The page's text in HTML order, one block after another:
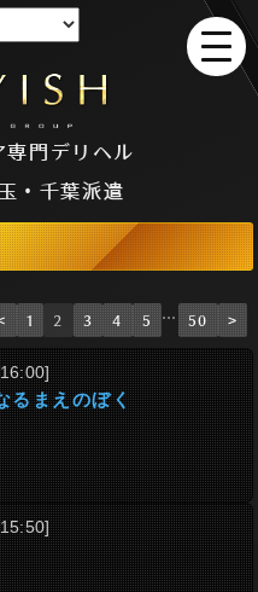
専門デリヘル
・千葉派遣
1 2 3 4 5 … 50 >
るまえのぼく